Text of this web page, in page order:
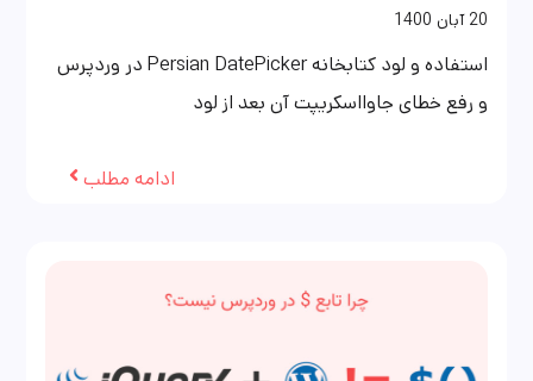
20 آبان 1400
استفاده و لود کتابخانه Persian DatePicker در وردپرس
و رفع خطای جاوااسکریپت آن بعد از لود
ادامه مطلب